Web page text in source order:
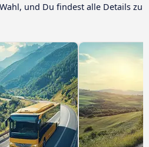
und Du findest alle Details zu